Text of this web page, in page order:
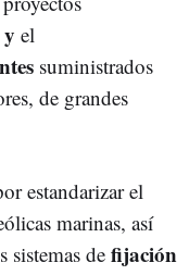
y el
suministrados
de grandes
estandarizar el
marinas, así
sistemas de fijación